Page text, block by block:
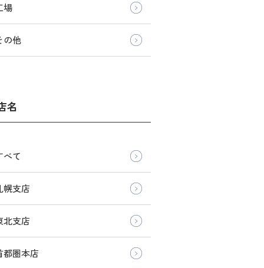
場
の他
名
べて
幌支店
北支店
都圏本店